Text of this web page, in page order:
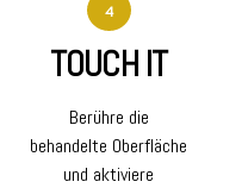
4
TOUCH IT
Berühre die
behandelte Oberfläche
und aktiviere